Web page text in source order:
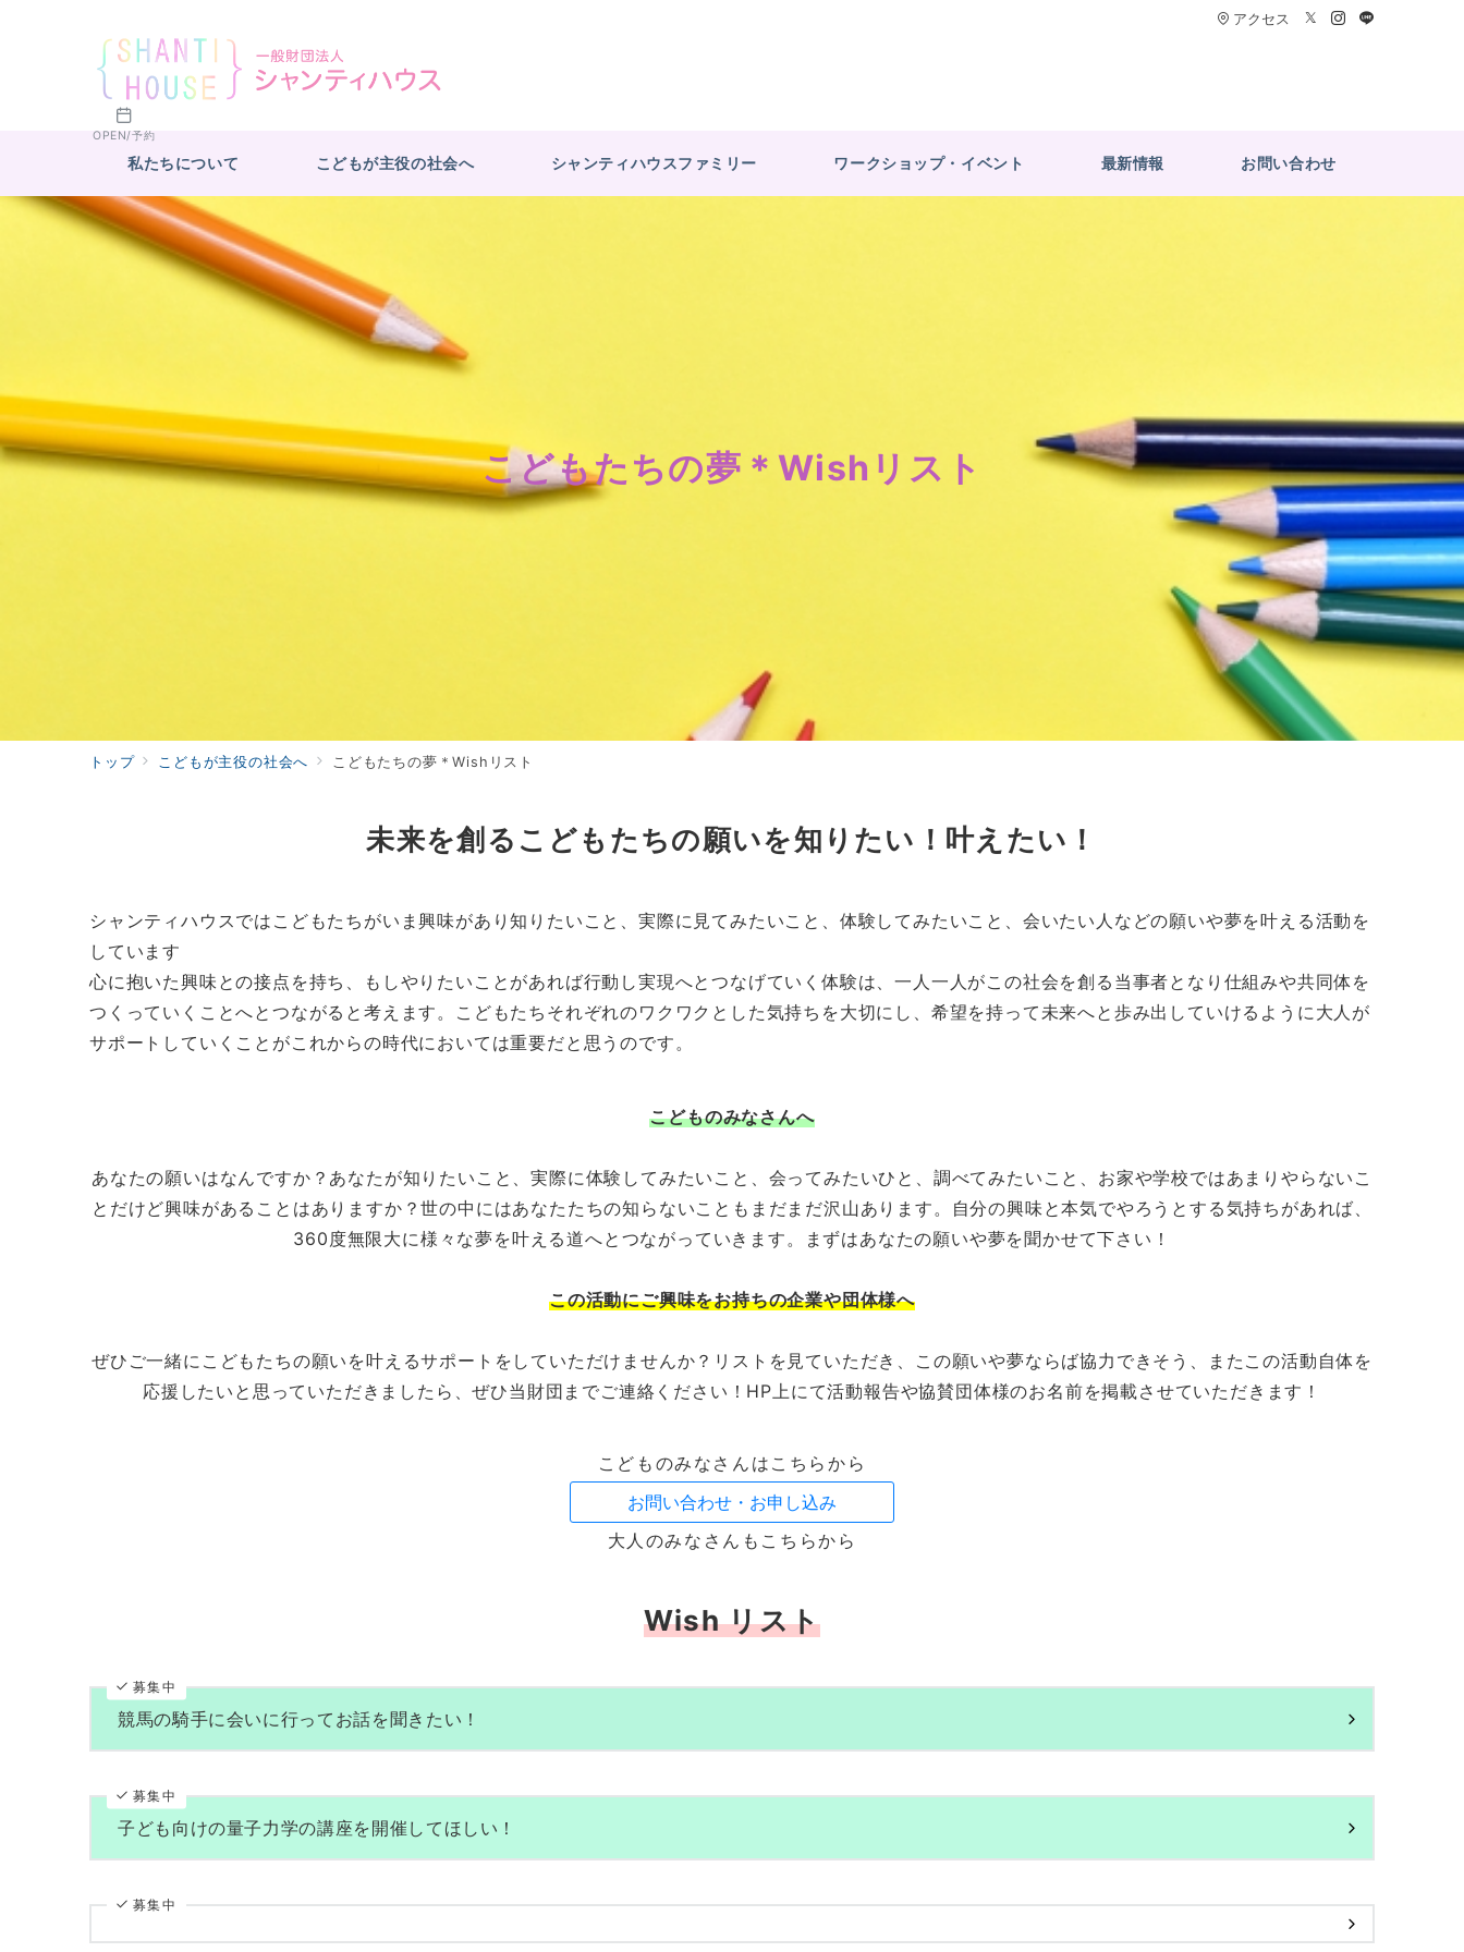
アクセス
OPEN/予約
私たちについて こどもが主役の社会へ シャンティハウスファミリー ワークショップ・イベント 最新情報 お問い合わせ
こどもたちの夢＊Wishリスト
トップ こどもが主役の社会へ こどもたちの夢＊Wishリスト
未来を創るこどもたちの願いを知りたい！叶えたい！
シャンティハウスではこどもたちがいま興味があり知りたいこと、実際に見てみたいこと、体験してみたいこと、会いたい人などの願いや夢を叶える活動を
しています
心に抱いた興味との接点を持ち、もしやりたいことがあれば行動し実現へとつなげていく体験は、一人一人がこの社会を創る当事者となり仕組みや共同体を
つくっていくことへとつながると考えます。こどもたちそれぞれのワクワクとした気持ちを大切にし、希望を持って未来へと歩み出していけるように大人が
サポートしていくことがこれからの時代においては重要だと思うのです。
こどものみなさんへ
あなたの願いはなんですか？あなたが知りたいこと、実際に体験してみたいこと、会ってみたいひと、調べてみたいこと、お家や学校ではあまりやらないこ
とだけど興味があることはありますか？世の中にはあなたたちの知らないこともまだまだ沢山あります。自分の興味と本気でやろうとする気持ちがあれば、
360度無限大に様々な夢を叶える道へとつながっていきます。まずはあなたの願いや夢を聞かせて下さい！
この活動にご興味をお持ちの企業や団体様へ
ぜひご一緒にこどもたちの願いを叶えるサポートをしていただけませんか？リストを見ていただき、この願いや夢ならば協力できそう、またこの活動自体を
応援したいと思っていただきましたら、ぜひ当財団までご連絡ください！HP上にて活動報告や協賛団体様のお名前を掲載させていただきます！
こどものみなさんはこちらから
お問い合わせ・お申し込み
大人のみなさんもこちらから
Wish リスト
募集中
競馬の騎手に会いに行ってお話を聞きたい！
募集中
子ども向けの量子力学の講座を開催してほしい！
募集中